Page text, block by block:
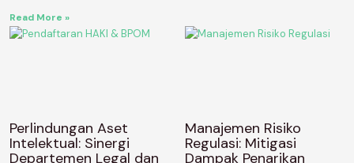
Read More »
Perlindungan Aset
Intelektual: Sinergi
Departemen Legal dan
Manajemen Risiko
Regulasi: Mitigasi
Dampak Penarikan